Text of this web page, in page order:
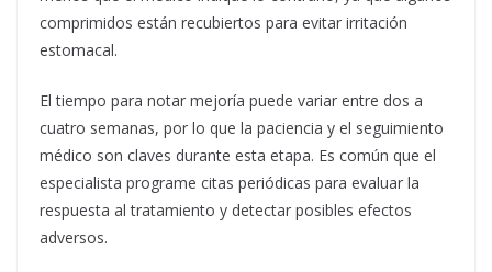
comprimidos están recubiertos para evitar irritación
estomacal.
El tiempo para notar mejoría puede variar entre dos a
cuatro semanas, por lo que la paciencia y el seguimiento
médico son claves durante esta etapa. Es común que el
especialista programe citas periódicas para evaluar la
respuesta al tratamiento y detectar posibles efectos
adversos.